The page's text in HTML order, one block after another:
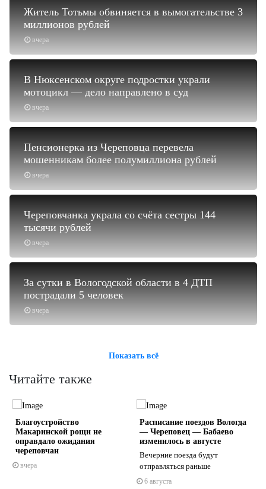
вчера
Житель Тотьмы обвиняется в вымогательстве 3
миллионов рублей
вчера
В Нюксенском округе подростки украли
мотоцикл — дело направлено в суд
вчера
Пенсионерка из Череповца перевела
мошенникам более полумиллиона рублей
вчера
Череповчанка украла со счёта сестры 144
тысячи рублей
вчера
За сутки в Вологодской области в 4 ДТП
пострадали 5 человек
Показать всё
Читайте также
Благоустройство
Макаринской рощи не
оправдало ожидания
череповчан
вчера
Расписание поездов Вологда
— Череповец — Бабаево
изменилось в августе
Вечерние поезда будут
отправляться раньше
6 августа